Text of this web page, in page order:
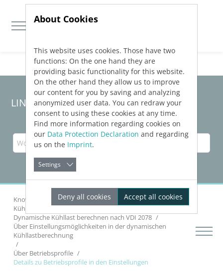
Jump directly to main navigation
Jump directly to content
LINEAR Solutions 24 für AutoCAD
Knowledge Base AutoCAD
Gebäude analysieren
Kühllast dynamisch
Dynamische Kühllast berechnen nach VDI 2078
Über Einstellungsmöglichkeiten in der dynamischen
Kühllastberechnung
Über Betriebsprofile
Details zu Betriebsprofile in den Einstellungen
About Cookies
This website uses cookies. Those have two
functions: On the one hand they are
providing basic functionality for this website.
On the other hand they allow us to improve
our content for you by saving and analyzing
anonymized user data. You can redraw your
consent to using these cookies at any time.
Find more information regarding cookies on
our Data Protection Declaration and regarding
us on the Imprint.
Settings
Deny all cookies Accept all cookies